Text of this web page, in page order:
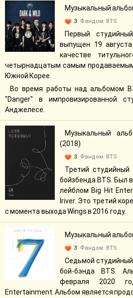
Музыкальный
3 Фандом: BTS
Первый
выпущен 19
качестве
четырнадцатым самым
Южной Корее.
Во время работы над альбомом
"Danger" в импровизированной
Анджелесе.
Музыкальный
(2018)
3 Фандом: BTS
Третий студийный
бойзбенда BTS. Был
лейблом Big Hit
Iriver. Это третий
с момента выхода Wings в 2016 году.
Музыкальный
3 Фандом: BTS
Седьмой
бой-бэнда BTS.
февраля 2020
Entertainment. Альбом является